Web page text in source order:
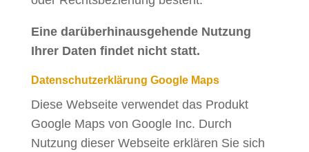
Eine darüberhinausgehende Nutzung
Ihrer Daten findet nicht statt.
Datenschutzerklärung Google Maps
Diese Webseite verwendet das Produkt
Google Maps von Google Inc. Durch
Nutzung dieser Webseite erklären Sie sich